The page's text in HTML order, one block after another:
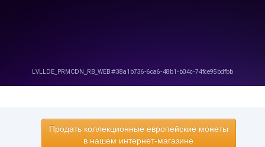
Продать коллекционные европейские монеты
в нашем интернет-магазине